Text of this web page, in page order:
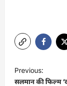
o
Previous:
सलमान की फिल्म